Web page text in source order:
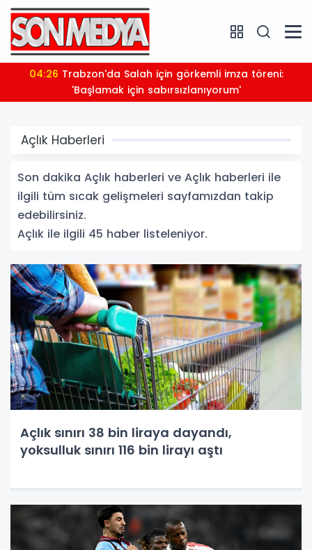
03:3914 aydır tutukluydu: Avcılar Belediye Başkanı
Utku Caner Çaykaya'ya tahliye
Açlık Haberleri
Son dakika Açlık haberleri ve Açlık haberleri ile
ilgili tüm sıcak gelişmeleri sayfamızdan takip
edebilirsiniz.
Açlık ile ilgili 45 haber listeleniyor.
Açlık sınırı 38 bin liraya dayandı,
yoksulluk sınırı 116 bin lirayı aştı